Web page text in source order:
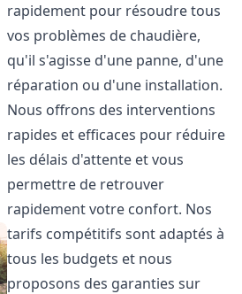
rapidement pour résoudre tous
vos problèmes de chaudière,
qu'il s'agisse d'une panne, d'une
réparation ou d'une installation.
Nous offrons des interventions
rapides et efficaces pour réduire
les délais d'attente et vous
permettre de retrouver
rapidement votre confort. Nos
tarifs compétitifs sont adaptés à
tous les budgets et nous
proposons des garanties sur